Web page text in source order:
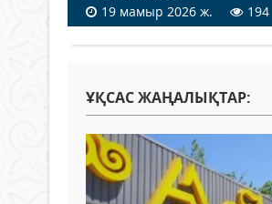
19 мамыр 2026 ж.
194
ҰҚСАС ЖАҢАЛЫҚТАР: